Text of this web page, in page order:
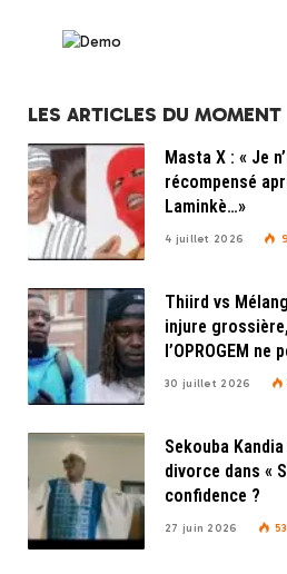
LES ARTICLES DU MOMENT
Masta X : « Je
récompensé après
Laminkè…»
4 juillet 2026
Thiird vs
injure
l’OPROGEM
explique Doudou
30 juillet 2026
Sekouba
divorce dans «
confidence ?
27 juin 2026